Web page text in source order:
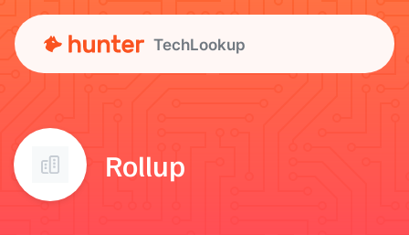
TechLookup
Rollup